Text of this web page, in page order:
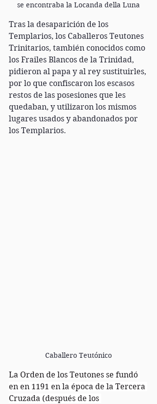
se encontraba la Locanda della Luna
Tras la desaparición de los
Templarios, los Caballeros Teutones
Trinitarios, también conocidos como
los Frailes Blancos de la Trinidad,
pidieron al papa y al rey sustituirles,
por lo que confiscaron los escasos
restos de las posesiones que les
quedaban, y utilizaron los mismos
lugares usados y abandonados por
los Templarios.
Caballero Teutónico
La Orden de los Teutones se fundó
en en 1191 en la época de la Tercera
Cruzada (después de los